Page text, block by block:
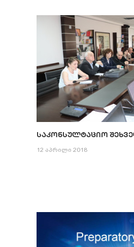
ᲡᲐᲙᲝᲜᲡᲣᲚᲢᲐᲪᲘᲝ
12 აპრილი 2018